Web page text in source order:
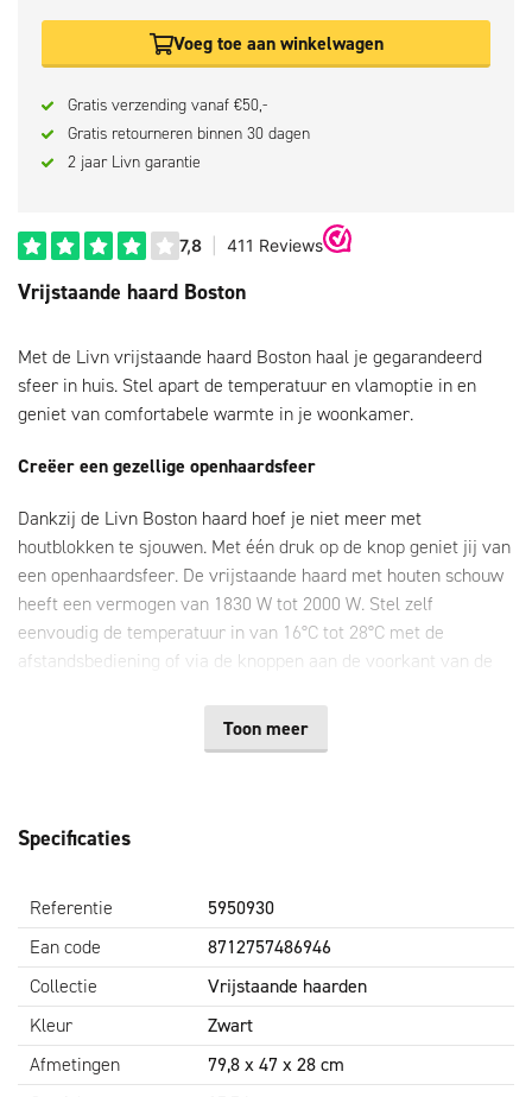
Voeg toe aan winkelwagen
Gratis verzending vanaf €50,-
Gratis retourneren binnen 30 dagen
2 jaar Livn garantie
Vrijstaande haard Boston
Met de Livn vrijstaande haard Boston haal je gegarandeerd
sfeer in huis. Stel apart de temperatuur en vlamoptie in en
geniet van comfortabele warmte in je woonkamer.
Creëer een gezellige openhaardsfeer
Dankzij de Livn Boston haard hoef je niet meer met
houtblokken te sjouwen. Met één druk op de knop geniet jij van
een openhaardsfeer. De vrijstaande haard met houten schouw
heeft een vermogen van 1830 W tot 2000 W. Stel zelf
eenvoudig de temperatuur in van 16°C tot 28°C met de
afstandsbediening of via de knoppen aan de voorkant van de
mogelijk! De verwarmingsfunctie en de 3 vlamopties zijn apart
in te stellen. Zo geniet je dus van een gezellige openhaardsfeer
Belangrijkste voordelen
Vermogen: 1830 – 2000 W
Temperatuurbereik van 16°C - 28°C
Inclusief timerfunctie en instelbaar weekprogramma
Te bedienen via afstandsbediening
Voorzien van open raam detectie
Afmetingen: 79,8x47x28 cm (hxbxd)
Energiezuinige haard
Toon meer
Specificaties
Referentie
5950930
Ean code
8712757486946
Collectie
Vrijstaande haarden
Kleur
Zwart
Afmetingen
79,8 x 47 x 28 cm